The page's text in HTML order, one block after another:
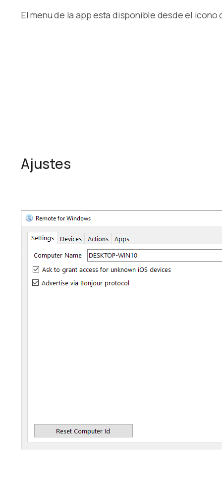
El menu de la app esta disponible desde el
Ajustes